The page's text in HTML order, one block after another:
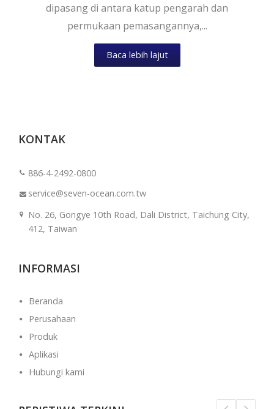
dipasang di antara katup pengarah dan
permukaan pemasangannya,...
Baca lebih lajut
KONTAK
886-4-2492-0800
service@seven-ocean.com.tw
No. 26, Gongye 10th Road, Dali District, Taichung City,
412, Taiwan
INFORMASI
Beranda
Perusahaan
Produk
Aplikasi
Hubungi kami